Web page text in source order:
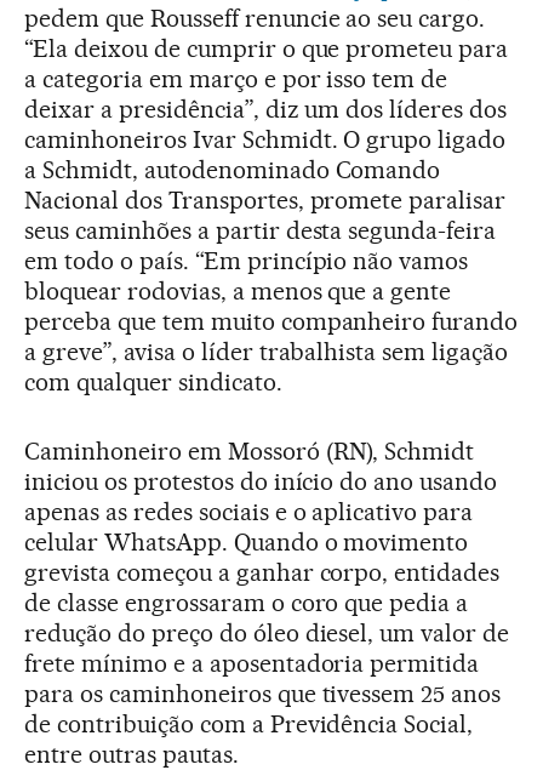
pedem que Rousseff renuncie ao seu cargo.
“Ela deixou de cumprir o que prometeu para
a categoria em março e por isso tem de
deixar a presidência”, diz um dos líderes dos
caminhoneiros Ivar Schmidt. O grupo ligado
a Schmidt, autodenominado Comando
Nacional dos Transportes, promete paralisar
seus caminhões a partir desta segunda-feira
em todo o país. “Em princípio não vamos
bloquear rodovias, a menos que a gente
perceba que tem muito companheiro furando
a greve”, avisa o líder trabalhista sem ligação
com qualquer sindicato.
Caminhoneiro em Mossoró (RN), Schmidt
iniciou os protestos do início do ano usando
apenas as redes sociais e o aplicativo para
celular WhatsApp. Quando o movimento
grevista começou a ganhar corpo, entidades
de classe engrossaram o coro que pedia a
redução do preço do óleo diesel, um valor de
frete mínimo e a aposentadoria permitida
para os caminhoneiros que tivessem 25 anos
de contribuição com a Previdência Social,
entre outras pautas.